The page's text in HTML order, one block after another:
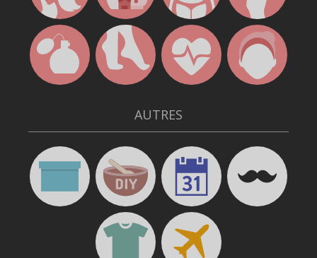
AUTRES